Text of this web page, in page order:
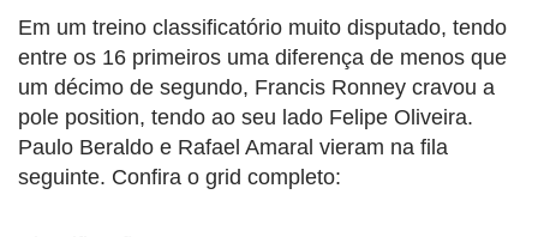
Em um treino classificatório muito disputado, tendo
entre os 16 primeiros uma diferença de menos que
um décimo de segundo, Francis Ronney cravou a
pole position, tendo ao seu lado Felipe Oliveira.
Paulo Beraldo e Rafael Amaral vieram na fila
seguinte. Confira o grid completo: